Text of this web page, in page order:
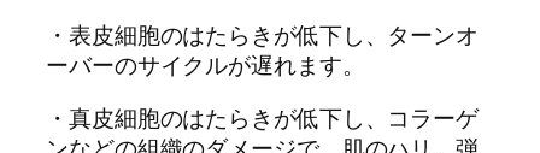
・表皮細胞のはたらきが低下し、ターンオ
ーバーのサイクルが遅れます。
・真皮細胞のはたらきが低下し、コラーゲ